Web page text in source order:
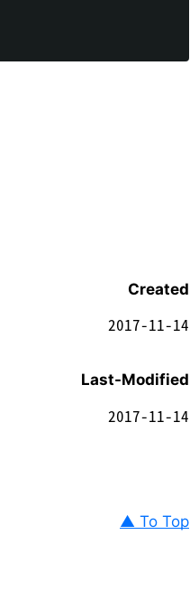
Created
2017-11-14
Last-Modified
2017-11-14
▲ To Top